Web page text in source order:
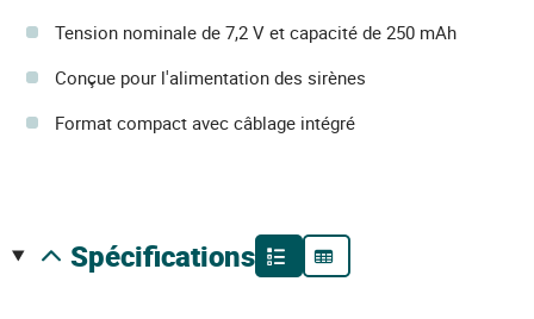
Tension nominale de 7,2 V et capacité de 250 mAh
Conçue pour l'alimentation des sirènes
Format compact avec câblage intégré
spécifications